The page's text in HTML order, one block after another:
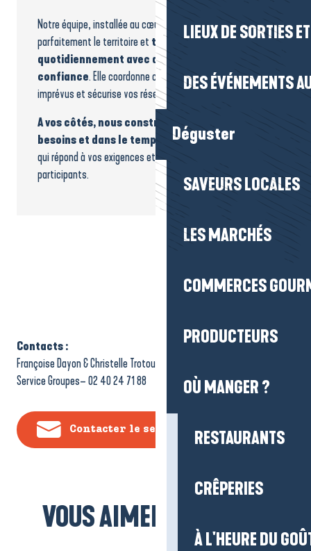
LIEUX DE SORTIES
DES ÉVÉNEMENTS
Déguster
SAVEURS LOCALES
LES MARCHÉS
COMMERCES
PRODUCTEURS
OÙ MANGER ?
RESTAURANTS
CRÊPERIES
À L'HEURE DU
Notre équipe, installée au cœur de la destination, connaît
parfaitement le territoire et travaille
quotidiennement avec des partenaires de
confiance. Elle coordonne chaque étape, anticipe les
imprévus et sécurise vos réservations.
A vos côtés, nous construisons selon vos
besoins et dans le temps imparti le programme
qui répond à vos exigences et marquera l’esprit de vos
participants.
Contacts :
Françoise Dayon & Christelle Trotou-Jary
Service Groupes– 02 40 24 71 88
Contacter le service Groupes
VOUS AIMEREZ AUSSI...